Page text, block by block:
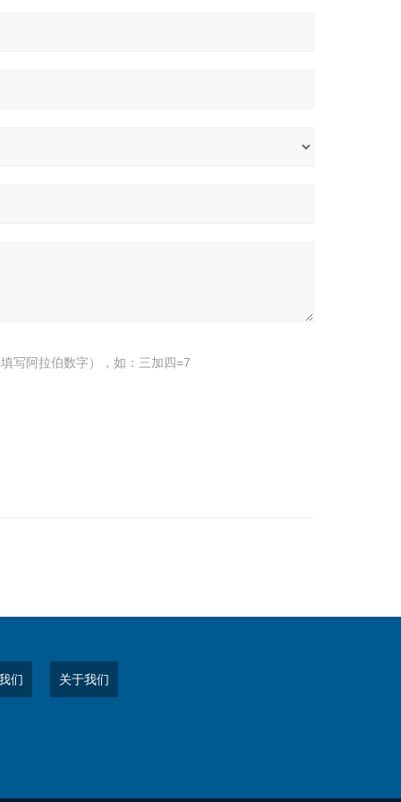
写阿拉伯数字），如：三加四=7
们 关于我们